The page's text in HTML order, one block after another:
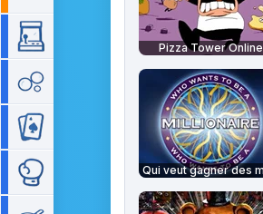
Pizza Tower Online